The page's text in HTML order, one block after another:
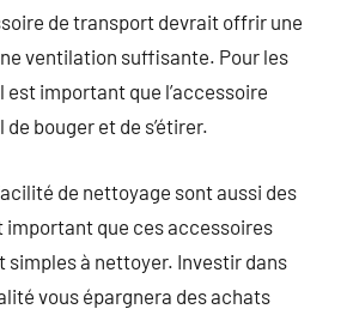
de transport devrait offrir une
ventilation suffisante. Pour les
important que l’accessoire
bouger et de s’étirer.
de nettoyage sont aussi des
que ces accessoires
simples à nettoyer. Investir dans
vous épargnera des achats